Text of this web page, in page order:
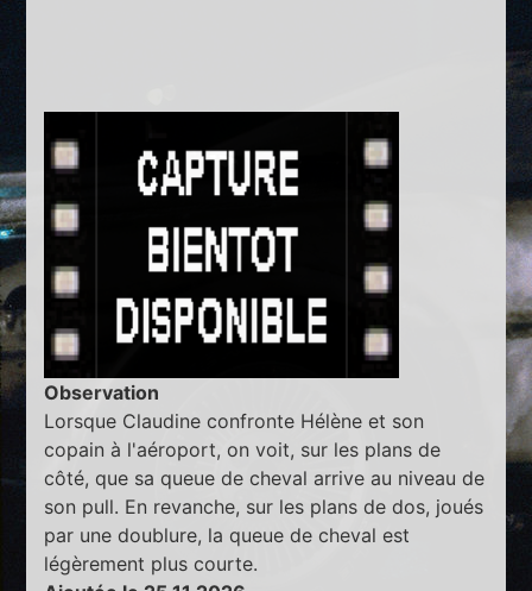
Observation
Lorsque Claudine confronte Hélène et son
copain à l'aéroport, on voit, sur les plans de
côté, que sa queue de cheval arrive au niveau de
son pull. En revanche, sur les plans de dos, joués
par une doublure, la queue de cheval est
légèrement plus courte.